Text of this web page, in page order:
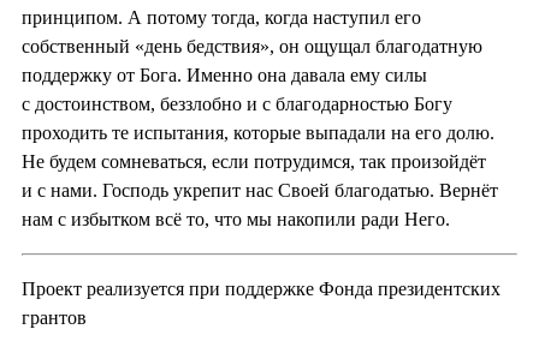
принципом. А потому тогда, когда наступил его
собственный «день бедствия», он ощущал благодатную
поддержку от Бога. Именно она давала ему силы
с достоинством, беззлобно и с благодарностью Богу
проходить те испытания, которые выпадали на его долю.
Не будем сомневаться, если потрудимся, так произойдёт
и с нами. Господь укрепит нас Своей благодатью. Вернёт
нам с избытком всё то, что мы накопили ради Него.
Проект реализуется при поддержке Фонда президентских
грантов